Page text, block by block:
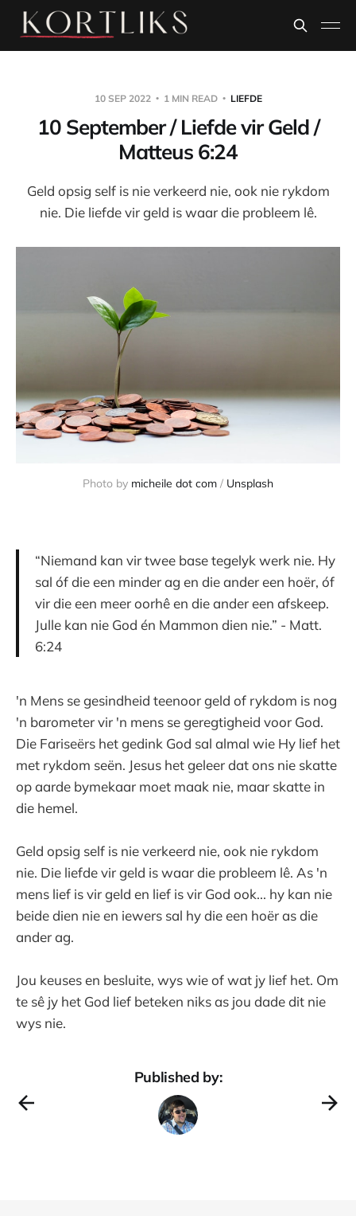
10 SEP 2022 1 MIN READ LIEFDE
10 September / Liefde vir Geld /
Matteus 6:24
Geld opsig self is nie verkeerd nie, ook nie rykdom
nie. Die liefde vir geld is waar die probleem lê.
Photo by micheile dot com / Unsplash
“Niemand kan vir twee base tegelyk werk nie. Hy
sal óf die een minder ag en die ander een hoër, óf
vir die een meer oorhê en die ander een afskeep.
Julle kan nie God én Mammon dien nie.” - Matt.
6:24
'n Mens se gesindheid teenoor geld of rykdom is nog
'n barometer vir 'n mens se geregtigheid voor God.
Die Fariseërs het gedink God sal almal wie Hy lief het
met rykdom seën. Jesus het geleer dat ons nie skatte
op aarde bymekaar moet maak nie, maar skatte in
die hemel.
Geld opsig self is nie verkeerd nie, ook nie rykdom
nie. Die liefde vir geld is waar die probleem lê. As 'n
mens lief is vir geld en lief is vir God ook... hy kan nie
beide dien nie en iewers sal hy die een hoër as die
ander ag.
Jou keuses en besluite, wys wie of wat jy lief het. Om
te sê jy het God lief beteken niks as jou dade dit nie
wys nie.
Published by: